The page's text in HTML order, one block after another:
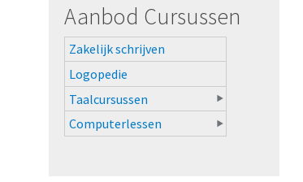
Aanbod Cursussen
Zakelijk schrijven
Logopedie
Taalcursussen
Computerlessen